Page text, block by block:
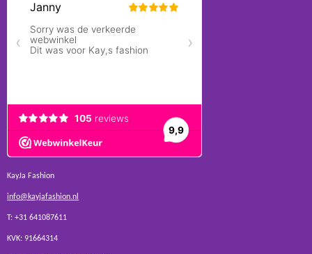
KayJa Fashion
info@kayjafashion.nl
T: +31 641087611
KVK: 91664314